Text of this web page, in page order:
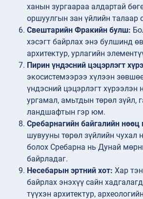
ханын зургаараа алдартай
оршуулгын зан үйлийн талаар
Свештарийн Фракийн булш:
хэсэгт байрлах энэ булшинд
архитектур, урлагийн
Пирин үндэсний цэцэрлэгт
экосистемээрээ хүлээн
үндэсний цэцэрлэгт хүрээлэн
ургамал, амьтдын төрөл зүйл,
ландшафтын гэр юм.
Сребарнагийн байгалийн нөөц
шувууны төрөл зүйлийн чухал
болох Сребарна нь Дунай
байрладаг.
Несебарын эртний хот: Хар
байрлах энэхүү сайн
түүхэн архитектур,